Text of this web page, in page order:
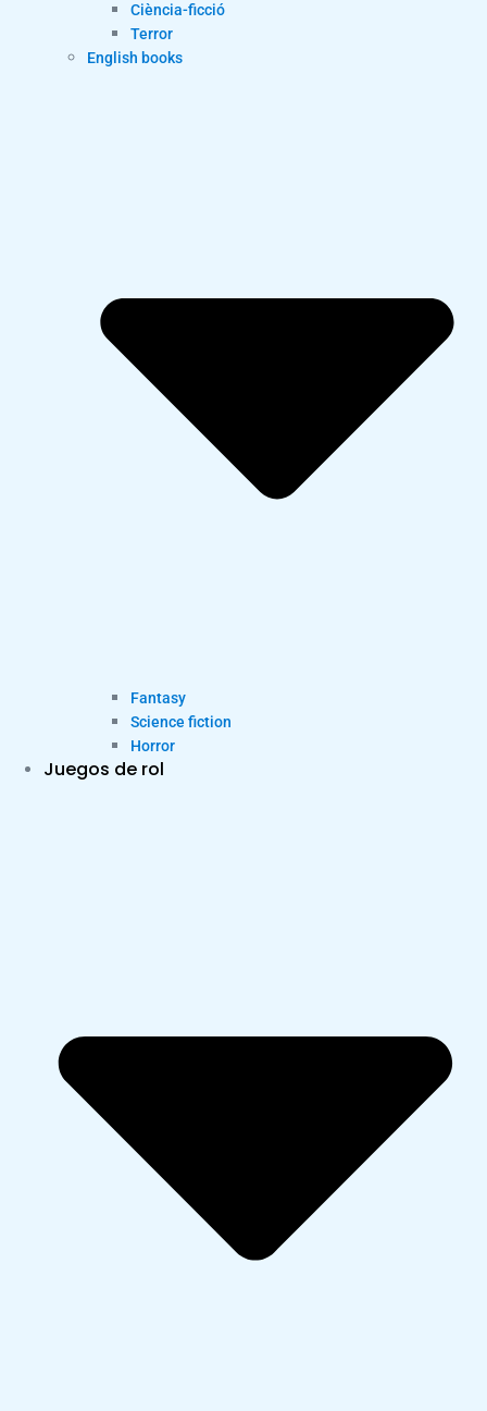
Ciència-ficció
Terror
English books
Fantasy
Science fiction
Horror
Juegos de rol